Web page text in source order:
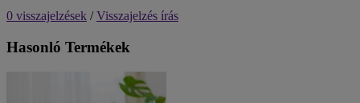
0 visszajelzések /Visszajelzés írás
Hasonló Termékek